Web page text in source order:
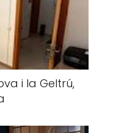
i la Geltrú,